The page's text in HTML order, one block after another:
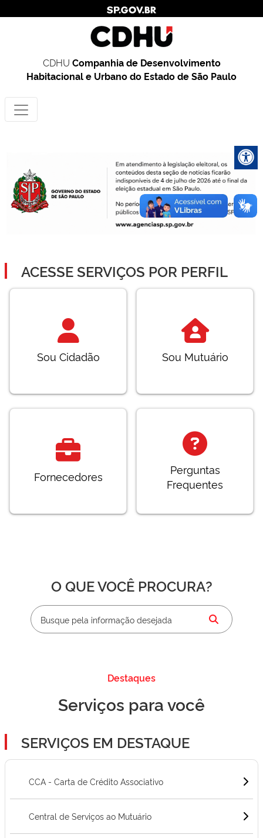
CDHU Companhia de Desenvolvimento
Habitacional e Urbano do Estado de São Paulo
ACESSE SERVIÇOS POR PERFIL
Sou Cidadão Sou Mutuário
Fornecedores
Perguntas
Frequentes
O QUE VOCÊ PROCURA?
Destaques
Serviços para você
SERVIÇOS EM DESTAQUE
CCA - Carta de Crédito Associativo
Central de Serviços ao Mutuário